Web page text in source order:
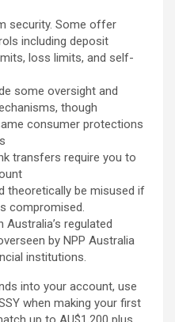
security. Some offer
including deposit
loss limits, and self-
some oversight and
though
consumer protections
transfers require you to
theoretically be misused if
compromised.
Australia’s regulated
by NPP Australia
institutions.
into your account, use
when making your first